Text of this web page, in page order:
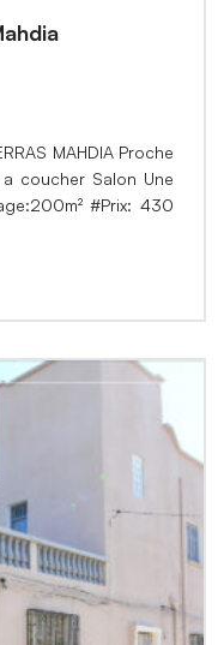
MAHDIA Proche
coucher Salon Une